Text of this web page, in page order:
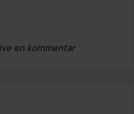
en kommentar